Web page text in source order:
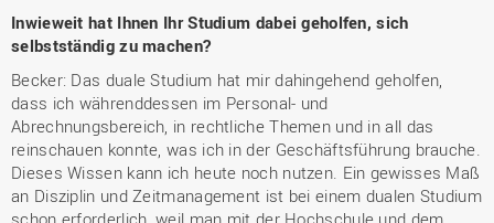
Inwieweit hat Ihnen Ihr Studium dabei geholfen, sich
selbstständig zu machen?
Becker: Das duale Studium hat mir dahingehend geholfen,
dass ich währenddessen im Personal- und
Abrechnungsbereich, in rechtliche Themen und in all das
reinschauen konnte, was ich in der Geschäftsführung brauche.
Dieses Wissen kann ich heute noch nutzen. Ein gewisses Maß
an Disziplin und Zeitmanagement ist bei einem dualen Studium
schon erforderlich, weil man mit der Hochschule und dem